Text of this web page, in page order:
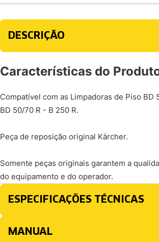
DESCRIÇÃO
Características do
Compatível com as Limpadoras de Piso BD
BD 50/70 R - B 250 R.
Peça de reposição original Kärcher.
Somente peças originais garantem a
do equipamento e do operador.
ESPECIFICAÇÕES TÉCNICAS
MANUAL